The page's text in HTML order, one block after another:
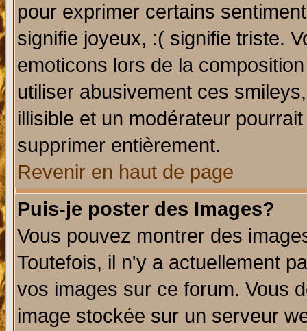
pour exprimer certains
signifie joyeux, :( signifie triste.
emoticons lors de la
utiliser abusivement ces
illisible et un modérateur
supprimer entièrement.
Revenir en haut de page
Puis-je poster des Images?
Vous pouvez montrer des
Toutefois, il n'y a actuellement
vos images sur ce forum. Vous
image stockée sur un serveur